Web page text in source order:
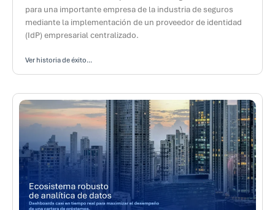
para una importante empresa de la industria de seguros
mediante la implementación de un proveedor de identidad
(IdP) empresarial centralizado.
Ver historia de éxito...